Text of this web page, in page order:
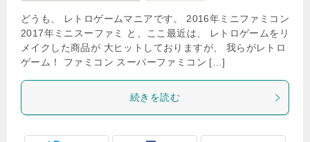
どうも、 レトロゲームマニアです。 2016年ミニファミコン
2017年ミニスーファミ と、ここ最近は、 レトロゲームをリ
メイクした商品が 大ヒットしておりますが、 我らがレトロ
ゲーム！ ファミコン スーパーファミコン […]
続きを読む